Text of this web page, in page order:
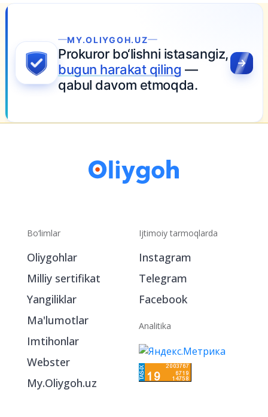
MY.OLIYGOH.UZ
bo‘lishni istasangiz,
harakat qiling
davom etmoqda.
Bo‘limlar
Yangiliklar
Ijtimoiy tarmoqlarda
Instagram
Telegram